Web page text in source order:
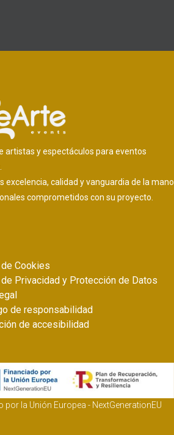
artistas y espectáculos para eventos
excelencia, calidad y vanguardia de la mano
comprometidos con su proyecto.
Cookies
Privacidad y Protección de Datos
de responsabilidad
de accesibilidad
por la Unión Europea - NextGenerationEU